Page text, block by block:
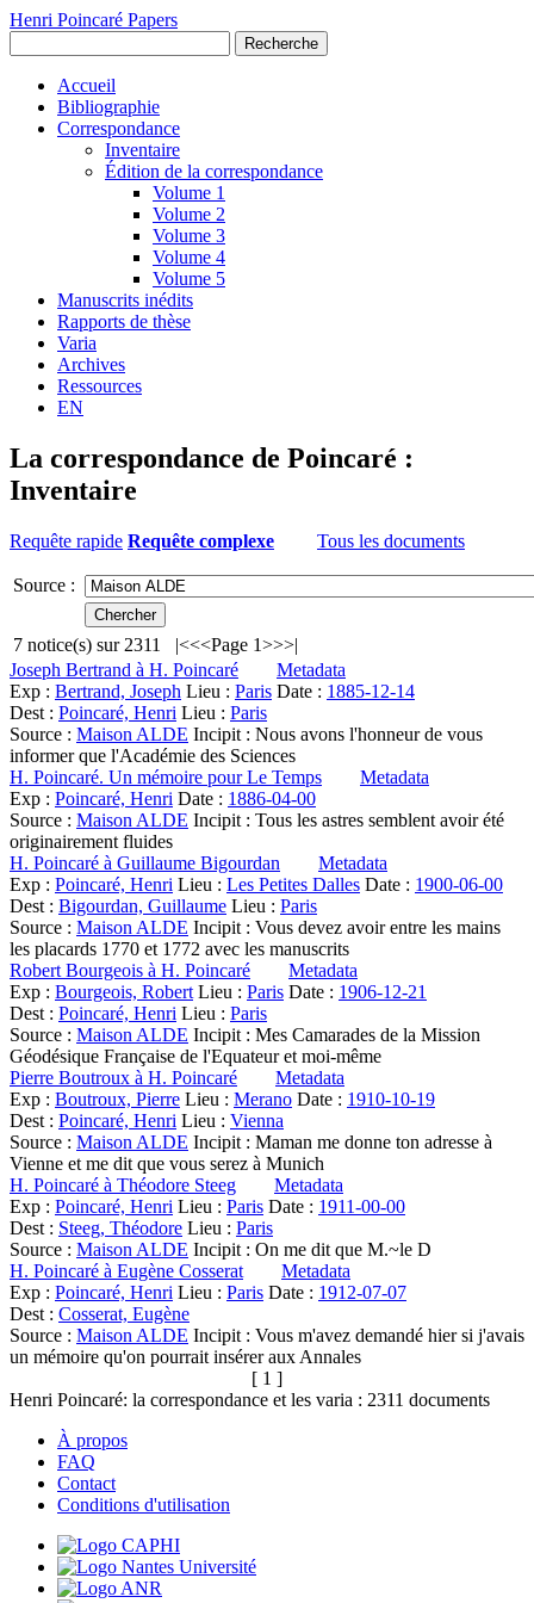
Henri Poincaré Papers
Recherche
Accueil
Bibliographie
Correspondance
Inventaire
Édition de la correspondance
Volume 1
Volume 2
Volume 3
Volume 4
Volume 5
Manuscrits inédits
Rapports de thèse
Varia
Archives
Ressources
EN
La correspondance de Poincaré :
Inventaire
Requête rapide Requête complexe Tous les documents
Source :
7 notice(s) sur 2311 |<<<Page 1>>>|
Joseph Bertrand à H. Poincaré
Metadata
Exp : Bertrand, Joseph Lieu : Paris Date : 1885-12-14
Dest : Poincaré, Henri Lieu : Paris
Source : Maison ALDE Incipit : Nous avons l'honneur de vous
informer que l'Académie des Sciences
H. Poincaré. Un mémoire pour Le Temps
Metadata
Exp : Poincaré, Henri Date : 1886-04-00
Source : Maison ALDE Incipit : Tous les astres semblent avoir été
originairement fluides
H. Poincaré à Guillaume Bigourdan
Metadata
Exp : Poincaré, Henri Lieu : Les Petites Dalles Date : 1900-06-00
Dest : Bigourdan, Guillaume Lieu : Paris
Source : Maison ALDE Incipit : Vous devez avoir entre les mains
les placards 1770 et 1772 avec les manuscrits
Robert Bourgeois à H. Poincaré
Metadata
Exp : Bourgeois, Robert Lieu : Paris Date : 1906-12-21
Dest : Poincaré, Henri Lieu : Paris
Source : Maison ALDE Incipit : Mes Camarades de la Mission
Géodésique Française de l'Equateur et moi-même
Pierre Boutroux à H. Poincaré
Metadata
Exp : Boutroux, Pierre Lieu : Merano Date : 1910-10-19
Dest : Poincaré, Henri Lieu : Vienna
Source : Maison ALDE Incipit : Maman me donne ton adresse à
Vienne et me dit que vous serez à Munich
H. Poincaré à Théodore Steeg
Metadata
Exp : Poincaré, Henri Lieu : Paris Date : 1911-00-00
Dest : Steeg, Théodore Lieu : Paris
Source : Maison ALDE Incipit : On me dit que M.~le D
H. Poincaré à Eugène Cosserat
Metadata
Exp : Poincaré, Henri Lieu : Paris Date : 1912-07-07
Dest : Cosserat, Eugène
Source : Maison ALDE Incipit : Vous m'avez demandé hier si j'avais
un mémoire qu'on pourrait insérer aux Annales
[ 1 ]
Henri Poincaré: la correspondance et les varia : 2311 documents
À propos
FAQ
Contact
Conditions d'utilisation